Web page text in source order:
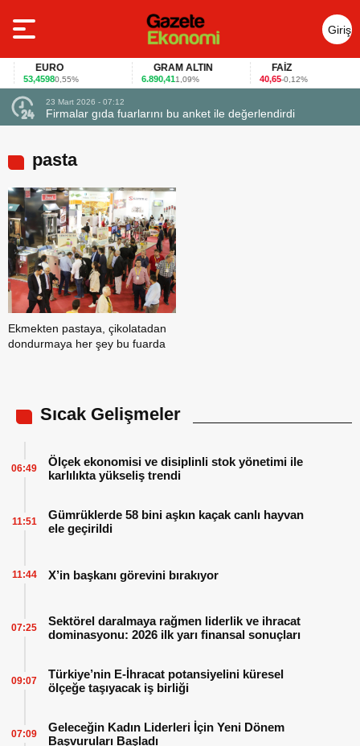
Giriş
Yap
EURO
53,45980,55%
GRAM ALTIN
6.890,411,09%
FAİZ
40,65-0,12%
23 Mart 2026 - 07:12
Firmalar gıda fuarlarını bu anket ile değerlendirdi
pasta
Ekmekten pastaya, çikolatadan
dondurmaya her şey bu fuarda
Sıcak Gelişmeler
Ölçek ekonomisi ve disiplinli stok yönetimi ile
karlılıkta yükseliş trendi
06:49
Gümrüklerde 58 bini aşkın kaçak canlı hayvan
ele geçirildi
11:51
X’in başkanı görevini bırakıyor
11:44
Sektörel daralmaya rağmen liderlik ve ihracat
dominasyonu: 2026 ilk yarı finansal sonuçları
07:25
Türkiye’nin E-İhracat potansiyelini küresel
ölçeğe taşıyacak iş birliği
09:07
Geleceğin Kadın Liderleri İçin Yeni Dönem
Başvuruları Başladı
07:09